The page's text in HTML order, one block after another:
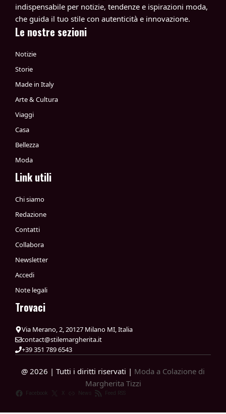
indispensabile per notizie, tendenze e ispirazioni moda,
che guida il tuo stile con autenticità e innovazione.
Le nostre sezioni
Notizie
Storie
Made in Italy
Arte & Cultura
Viaggi
Casa
Bellezza
Moda
Link utili
Chi siamo
Redazione
Contatti
Collabora
Newsletter
Accedi
Note legali
Trovaci
Via Merano, 2, 20127 Milano MI, Italia
contact@stilemargherita.it
+39 351 789 6543
@ 2026 | Tutti i diritti riservati | Moda a Colazione di
Margherita Tizzi
Facebook X News Feed RSS